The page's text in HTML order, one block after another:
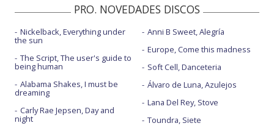
PRO. NOVEDADES DISCOS
Nickelback, Everything under
the sun
The Script, The user's guide to
being human
Alabama Shakes, I must be
dreaming
Carly Rae Jepsen, Day and
night
Anni B Sweet, Alegría
Europe, Come this madness
Soft Cell, Danceteria
Álvaro de Luna, Azulejos
Lana Del Rey, Stove
Toundra, Siete